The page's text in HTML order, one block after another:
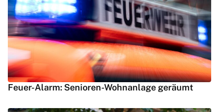
Feuer-Alarm: Senioren-Wohnanlage geräumt